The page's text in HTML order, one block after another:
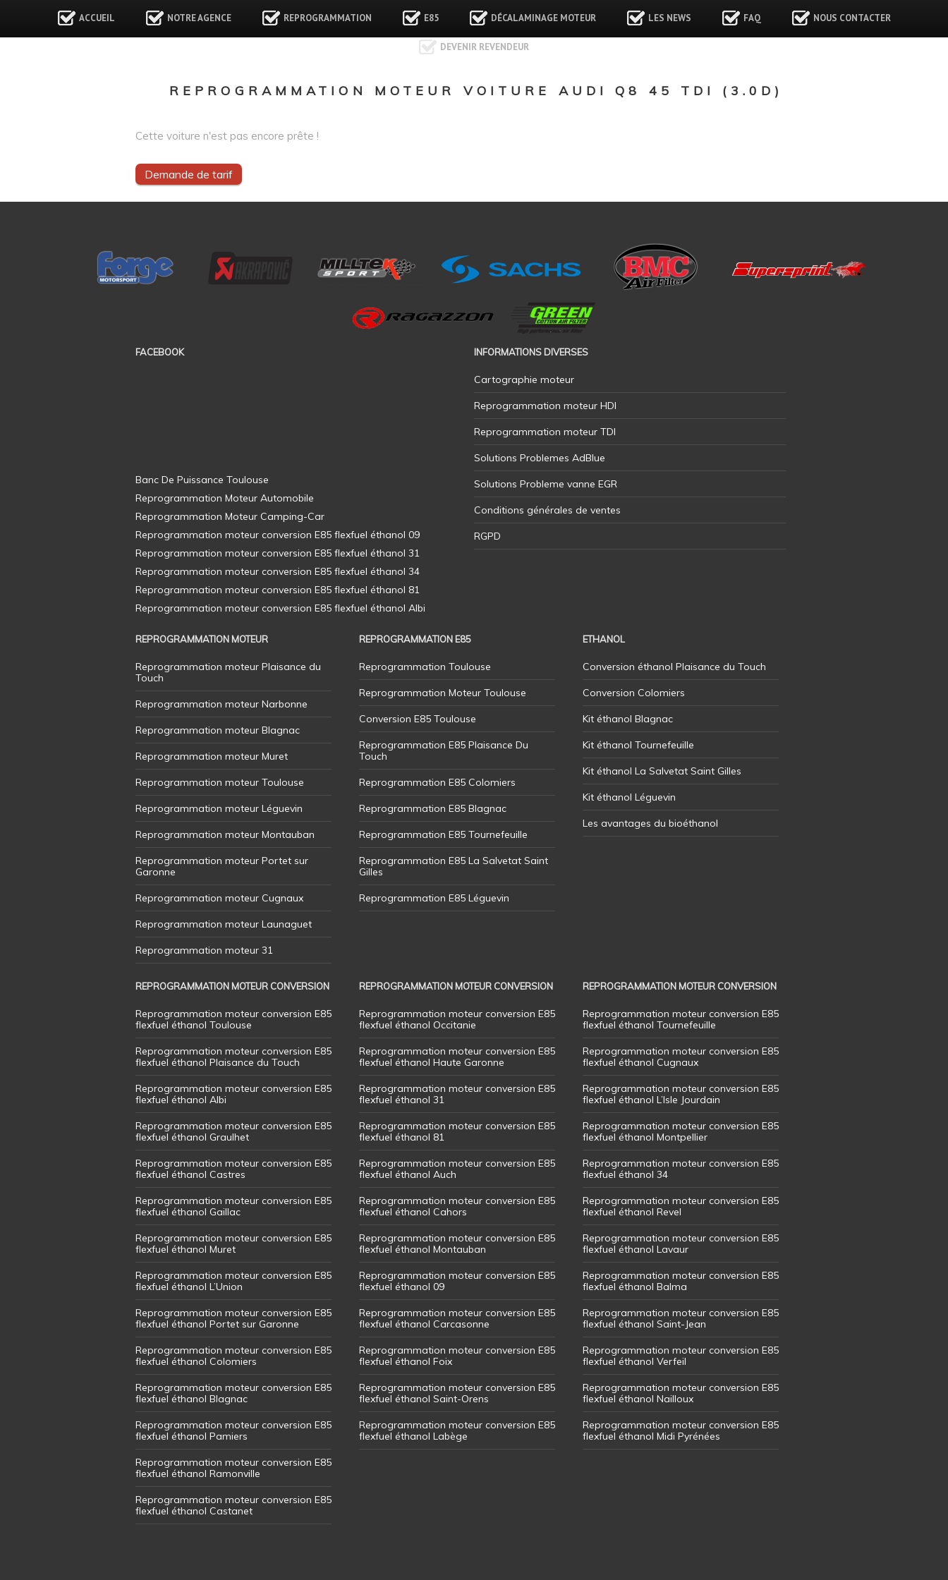
ACCUEIL NOTRE AGENCE REPROGRAMMATION E85 DÉCALAMINAGE MOTEUR LES NEWS FAQ NOUS CONTACTER
DEVENIR REVENDEUR
REPROGRAMMATION MOTEUR VOITURE AUDI Q8 45 TDI (3.0D)
Cette voiture n'est pas encore prête !
Demande de tarif
FACEBOOK INFORMATIONS DIVERSES
Cartographie moteur
Reprogrammation moteur HDI
Reprogrammation moteur TDI
Solutions Problemes AdBlue
Solutions Probleme vanne EGR
Conditions générales de ventes
RGPD
REPROGRAMMATION MOTEUR
Reprogrammation moteur Plaisance du
Touch
Reprogrammation moteur Narbonne
Reprogrammation moteur Blagnac
Reprogrammation moteur Muret
Reprogrammation moteur Toulouse
Reprogrammation moteur Léguevin
Reprogrammation moteur Montauban
Reprogrammation moteur Portet sur
Garonne
Reprogrammation moteur Cugnaux
Reprogrammation moteur Launaguet
Reprogrammation moteur 31
REPROGRAMMATION E85
Reprogrammation Toulouse
Reprogrammation Moteur Toulouse
Conversion E85 Toulouse
Reprogrammation E85 Plaisance Du
Touch
Reprogrammation E85 Colomiers
Reprogrammation E85 Blagnac
Reprogrammation E85 Tournefeuille
Reprogrammation E85 La Salvetat Saint
Gilles
Reprogrammation E85 Léguevin
ETHANOL
Conversion éthanol Plaisance du Touch
Conversion Colomiers
Kit éthanol Blagnac
Kit éthanol Tournefeuille
Kit éthanol La Salvetat Saint Gilles
Kit éthanol Léguevin
Les avantages du bioéthanol
REPROGRAMMATION MOTEUR CONVERSION
Reprogrammation moteur conversion E85
flexfuel éthanol Toulouse
Reprogrammation moteur conversion E85
flexfuel éthanol Plaisance du Touch
Reprogrammation moteur conversion E85
flexfuel éthanol Albi
Reprogrammation moteur conversion E85
flexfuel éthanol Graulhet
Reprogrammation moteur conversion E85
flexfuel éthanol Castres
Reprogrammation moteur conversion E85
flexfuel éthanol Gaillac
Reprogrammation moteur conversion E85
flexfuel éthanol Muret
Reprogrammation moteur conversion E85
flexfuel éthanol L’Union
Reprogrammation moteur conversion E85
flexfuel éthanol Portet sur Garonne
Reprogrammation moteur conversion E85
flexfuel éthanol Colomiers
Reprogrammation moteur conversion E85
flexfuel éthanol Blagnac
Reprogrammation moteur conversion E85
flexfuel éthanol Pamiers
Reprogrammation moteur conversion E85
flexfuel éthanol Ramonville
Reprogrammation moteur conversion E85
flexfuel éthanol Castanet
REPROGRAMMATION MOTEUR CONVERSION
Reprogrammation moteur conversion E85
flexfuel éthanol Occitanie
Reprogrammation moteur conversion E85
flexfuel éthanol Haute Garonne
Reprogrammation moteur conversion E85
flexfuel éthanol 31
Reprogrammation moteur conversion E85
flexfuel éthanol 81
Reprogrammation moteur conversion E85
flexfuel éthanol Auch
Reprogrammation moteur conversion E85
flexfuel éthanol Cahors
Reprogrammation moteur conversion E85
flexfuel éthanol Montauban
Reprogrammation moteur conversion E85
flexfuel éthanol 09
Reprogrammation moteur conversion E85
flexfuel éthanol Carcasonne
Reprogrammation moteur conversion E85
flexfuel éthanol Foix
Reprogrammation moteur conversion E85
flexfuel éthanol Saint-Orens
Reprogrammation moteur conversion E85
flexfuel éthanol Labège
REPROGRAMMATION MOTEUR CONVERSION
Reprogrammation moteur conversion E85
flexfuel éthanol Tournefeuille
Reprogrammation moteur conversion E85
flexfuel éthanol Cugnaux
Reprogrammation moteur conversion E85
flexfuel éthanol L’Isle Jourdain
Reprogrammation moteur conversion E85
flexfuel éthanol Montpellier
Reprogrammation moteur conversion E85
flexfuel éthanol 34
Reprogrammation moteur conversion E85
flexfuel éthanol Revel
Reprogrammation moteur conversion E85
flexfuel éthanol Lavaur
Reprogrammation moteur conversion E85
flexfuel éthanol Balma
Reprogrammation moteur conversion E85
flexfuel éthanol Saint-Jean
Reprogrammation moteur conversion E85
flexfuel éthanol Verfeil
Reprogrammation moteur conversion E85
flexfuel éthanol Nailloux
Reprogrammation moteur conversion E85
flexfuel éthanol Midi Pyrénées
Banc De Puissance Toulouse
Reprogrammation Moteur Automobile
Reprogrammation Moteur Camping-Car
Reprogrammation moteur conversion E85 flexfuel éthanol 09
Reprogrammation moteur conversion E85 flexfuel éthanol 31
Reprogrammation moteur conversion E85 flexfuel éthanol 34
Reprogrammation moteur conversion E85 flexfuel éthanol 81
Reprogrammation moteur conversion E85 flexfuel éthanol Albi